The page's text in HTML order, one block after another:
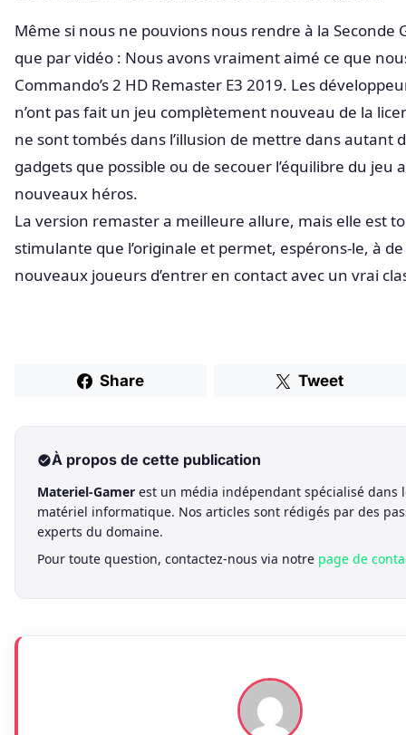
Même si nous ne pouvions nous rendre à la Seconde
que par vidéo : Nous avons vraiment aimé ce que
Commando’s 2 HD Remaster E3 2019. Les
n’ont pas fait un jeu complètement nouveau de la
ne sont tombés dans l’illusion de mettre dans autant
gadgets que possible ou de secouer l’équilibre du jeu
nouveaux héros.
La version remaster a meilleure allure, mais elle est
stimulante que l’originale et permet, espérons-le, à
nouveaux joueurs d’entrer en contact avec un vrai
Share Tweet
À propos de cette publication
Materiel-Gamer est un média indépendant spécialisé dans
matériel informatique. Nos articles sont rédigés par des
experts du domaine.
Pour toute question, contactez-nous via notre page de